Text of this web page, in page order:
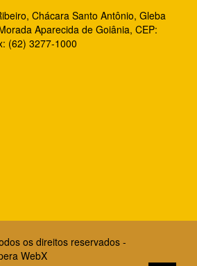
Chácara Santo Antônio, Gleba
Aparecida de Goiânia, CEP:
(62) 3277-1000
os direitos reservados -
WebX